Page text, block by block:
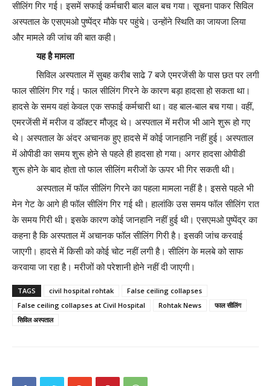
सीलिंग गिर गई। इसमें सफाई कर्मचारी बाल बाल बच गया। सूचना पाकर सिविल
अस्पताल के एसएमओ पुष्पेंद्र मौके पर पहुंचे। उन्होंने स्थिति का जायजा लिया
और मामले की जांच की बात कही।
यह है मामला
सिविल अस्पताल में सुबह करीब साढे 7 बजे एमरजेंसी के पास छत पर लगी
फाल सीलिंग गिर गई। फाल सीलिंग गिरने के कारण बड़ा हादसा हो सकता था।
हादसे के समय वहां केवल एक सफाई कर्मचारी था। वह बाल-बाल बच गया। वहीं,
एमरजेंसी में मरीज व डॉक्टर मौजूद थे। अस्पताल में मरीज भी आने शुरू हो गए
थे। अस्पताल के अंदर अचानक हुए हादसे में कोई जानहानि नहीं हुई। अस्पताल
में ओपीडी का समय शुरू होने से पहले ही हादसा हो गया। अगर हादसा ओपीडी
शुरू होने के बाद होता तो फाल सीलिंग मरीजों के ऊपर भी गिर सकती थी।
अस्पताल में फॉल सीलिंग गिरने का पहला मामला नहीं है। इससे पहले भी
मेन गेट के आगे ही फॉल सीलिंग गिर गई थी। हालांकि उस समय फॉल सीलिंग रात
के समय गिरी थी। इसके कारण कोई जानहानि नहीं हुई थी। एसएमओ पुष्पेंद्र का
कहना है कि अस्पताल में अचानक फॉल सीलिंग गिरी है। इसकी जांच करवाई
जाएगी। हादसे में किसी को कोई चोट नहीं लगी है। सीलिंग के मलबे को साफ
करवाया जा रहा है। मरीजों को परेशानी होने नहीं दी जाएगी।
TAGS civil hospital rohtak
False ceiling collapses
False ceiling collapses at Civil Hospital
Rohtak News
फाल सीलिंग
सिविल अस्पताल